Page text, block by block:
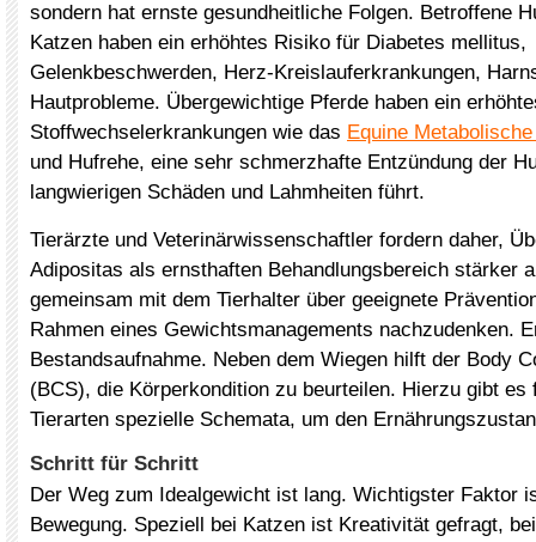
sondern hat ernste gesundheitliche Folgen. Betroffene
Katzen haben ein erhöhtes Risiko für Diabetes mellitus,
Gelenkbeschwerden, Herz-Kreislauferkrankungen,
Hautprobleme. Übergewichtige Pferde haben ein
Stoffwechselerkrankungen wie das Equine
und Hufrehe, eine sehr schmerzhafte Entzündung der
langwierigen Schäden und Lahmheiten führt.
Tierärzte und Veterinärwissenschaftler fordern daher,
Adipositas als ernsthaften Behandlungsbereich stärker
gemeinsam mit dem Tierhalter über geeignete
Rahmen eines Gewichtsmanagements nachzudenken.
Bestandsaufnahme. Neben dem Wiegen hilft der Body
(BCS), die Körperkondition zu beurteilen. Hierzu gibt es
Tierarten spezielle Schemata, um den
Schritt für Schritt
Der Weg zum Idealgewicht ist lang. Wichtigster Faktor
Bewegung. Speziell bei Katzen ist Kreativität gefragt,